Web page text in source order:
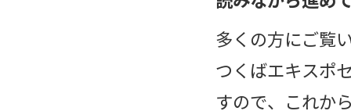
多くの方にご覧
つくばエキスポ
すので、これか